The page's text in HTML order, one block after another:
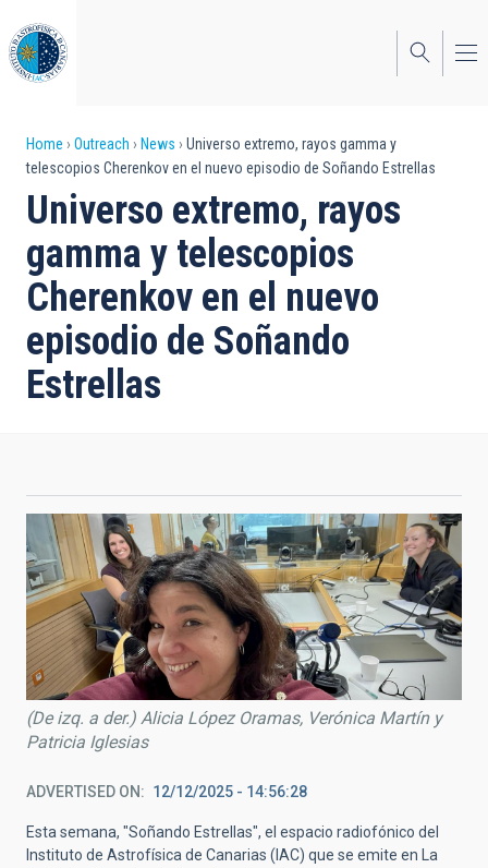
to
main
content
Breadcrumb
Home Outreach News
Universo extremo, rayos gamma y
telescopios Cherenkov en el nuevo episodio de Soñando Estrellas
Universo extremo, rayos
gamma y telescopios
Cherenkov en el nuevo
episodio de Soñando
Estrellas
(De izq. a der.) Alicia López Oramas, Verónica Martín y
Patricia Iglesias
ADVERTISED ON 12/12/2025 - 14:56:28
Esta semana, "Soñando Estrellas", el espacio radiofónico del
Instituto de Astrofísica de Canarias (IAC) que se emite en La